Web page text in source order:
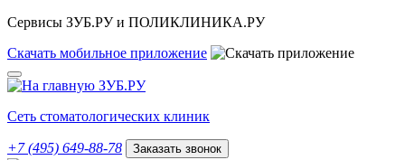
Сервисы ЗУБ.РУ и ПОЛИКЛИНИКА.РУ
Скачать мобильное приложение
Сеть стоматологических клиник
+7 (495) 649-88-78 Заказать звонок